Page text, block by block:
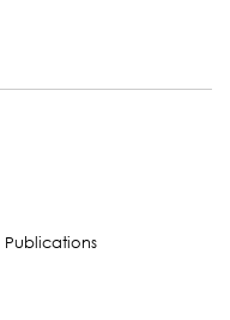
Publications